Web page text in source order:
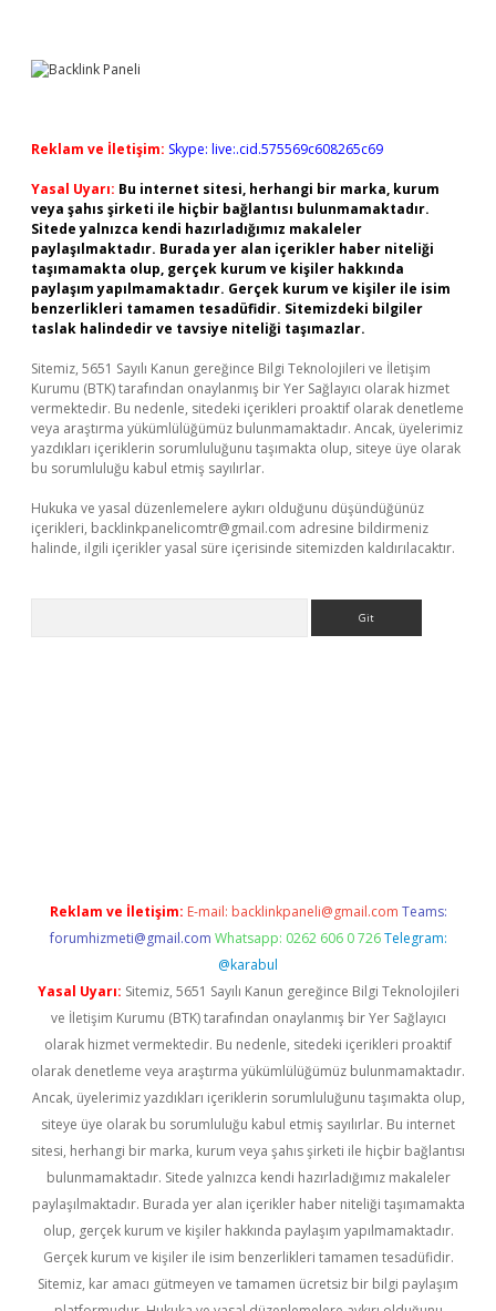
Reklam ve İletişim: Skype: live:.cid.575569c608265c69
Yasal Uyarı: Bu internet sitesi, herhangi bir marka, kurum
veya şahıs şirketi ile hiçbir bağlantısı bulunmamaktadır.
Sitede yalnızca kendi hazırladığımız makaleler
paylaşılmaktadır. Burada yer alan içerikler haber niteliği
taşımamakta olup, gerçek kurum ve kişiler hakkında
paylaşım yapılmamaktadır. Gerçek kurum ve kişiler ile isim
benzerlikleri tamamen tesadüfidir. Sitemizdeki bilgiler
taslak halindedir ve tavsiye niteliği taşımazlar.
Sitemiz, 5651 Sayılı Kanun gereğince Bilgi Teknolojileri ve İletişim
Kurumu (BTK) tarafından onaylanmış bir Yer Sağlayıcı olarak hizmet
vermektedir. Bu nedenle, sitedeki içerikleri proaktif olarak denetleme
veya araştırma yükümlülüğümüz bulunmamaktadır. Ancak, üyelerimiz
yazdıkları içeriklerin sorumluluğunu taşımakta olup, siteye üye olarak
bu sorumluluğu kabul etmiş sayılırlar.
Hukuka ve yasal düzenlemelere aykırı olduğunu düşündüğünüz
içerikleri, backlinkpanelicomtr@gmail.com adresine bildirmeniz
halinde, ilgili içerikler yasal süre içerisinde sitemizden kaldırılacaktır.
Reklam ve İletişim: E-mail: backlinkpaneli@gmail.com Teams:
forumhizmeti@gmail.com Whatsapp: 0262 606 0 726 Telegram:
@karabul
Yasal Uyarı: Sitemiz, 5651 Sayılı Kanun gereğince Bilgi Teknolojileri
ve İletişim Kurumu (BTK) tarafından onaylanmış bir Yer Sağlayıcı
olarak hizmet vermektedir. Bu nedenle, sitedeki içerikleri proaktif
olarak denetleme veya araştırma yükümlülüğümüz bulunmamaktadır.
Ancak, üyelerimiz yazdıkları içeriklerin sorumluluğunu taşımakta olup,
siteye üye olarak bu sorumluluğu kabul etmiş sayılırlar. Bu internet
sitesi, herhangi bir marka, kurum veya şahıs şirketi ile hiçbir bağlantısı
bulunmamaktadır. Sitede yalnızca kendi hazırladığımız makaleler
paylaşılmaktadır. Burada yer alan içerikler haber niteliği taşımamakta
olup, gerçek kurum ve kişiler hakkında paylaşım yapılmamaktadır.
Gerçek kurum ve kişiler ile isim benzerlikleri tamamen tesadüfidir.
Sitemiz, kar amacı gütmeyen ve tamamen ücretsiz bir bilgi paylaşım